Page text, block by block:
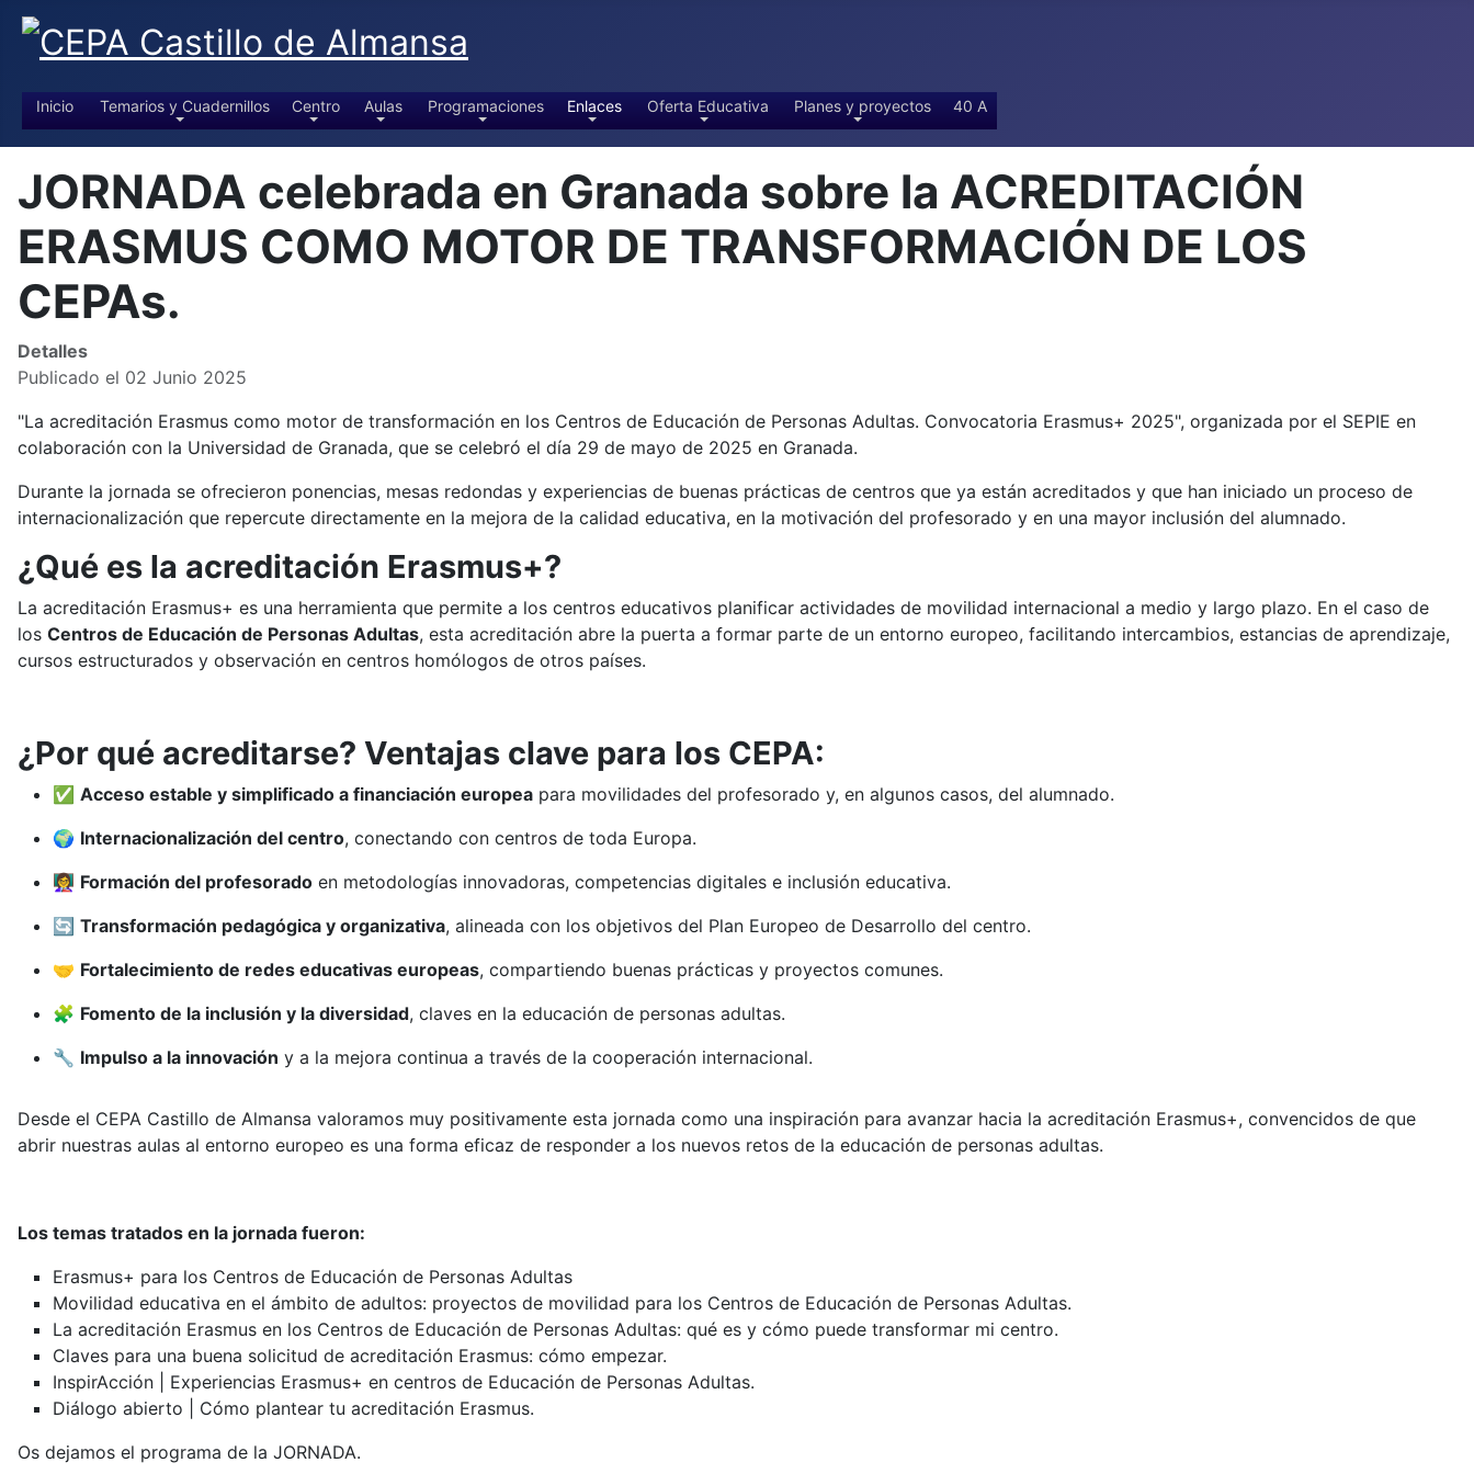
Inicio Temarios y Cuadernillos Centro Aulas Programaciones Enlaces Oferta Educativa Planes y proyectos 40 A
JORNADA celebrada en Granada sobre la ACREDITACIÓN
ERASMUS COMO MOTOR DE TRANSFORMACIÓN DE LOS
CEPAs.
Detalles
Publicado el 02 Junio 2025
"La acreditación Erasmus como motor de transformación en los Centros de Educación de Personas Adultas. Convocatoria Erasmus+ 2025", organizada por el SEPIE en
colaboración con la Universidad de Granada, que se celebró el día 29 de mayo de 2025 en Granada.
Durante la jornada se ofrecieron ponencias, mesas redondas y experiencias de buenas prácticas de centros que ya están acreditados y que han iniciado un proceso de
internacionalización que repercute directamente en la mejora de la calidad educativa, en la motivación del profesorado y en una mayor inclusión del alumnado.
¿Qué es la acreditación Erasmus+?
La acreditación Erasmus+ es una herramienta que permite a los centros educativos planificar actividades de movilidad internacional a medio y largo plazo. En el caso de
los Centros de Educación de Personas Adultas, esta acreditación abre la puerta a formar parte de un entorno europeo, facilitando intercambios, estancias de aprendizaje,
cursos estructurados y observación en centros homólogos de otros países.
¿Por qué acreditarse? Ventajas clave para los CEPA:
✅ Acceso estable y simplificado a financiación europea para movilidades del profesorado y, en algunos casos, del alumnado.
🌍 Internacionalización del centro, conectando con centros de toda Europa.
👩‍🏫 Formación del profesorado en metodologías innovadoras, competencias digitales e inclusión educativa.
🔄 Transformación pedagógica y organizativa, alineada con los objetivos del Plan Europeo de Desarrollo del centro.
🤝 Fortalecimiento de redes educativas europeas, compartiendo buenas prácticas y proyectos comunes.
🧩 Fomento de la inclusión y la diversidad, claves en la educación de personas adultas.
🔧 Impulso a la innovación y a la mejora continua a través de la cooperación internacional.
Desde el CEPA Castillo de Almansa valoramos muy positivamente esta jornada como una inspiración para avanzar hacia la acreditación Erasmus+, convencidos de que
abrir nuestras aulas al entorno europeo es una forma eficaz de responder a los nuevos retos de la educación de personas adultas.
Los temas tratados en la jornada fueron:
Erasmus+ para los Centros de Educación de Personas Adultas
Movilidad educativa en el ámbito de adultos: proyectos de movilidad para los Centros de Educación de Personas Adultas.
La acreditación Erasmus en los Centros de Educación de Personas Adultas: qué es y cómo puede transformar mi centro.
Claves para una buena solicitud de acreditación Erasmus: cómo empezar.
InspirAcción | Experiencias Erasmus+ en centros de Educación de Personas Adultas.
Diálogo abierto | Cómo plantear tu acreditación Erasmus.
Os dejamos el programa de la JORNADA.